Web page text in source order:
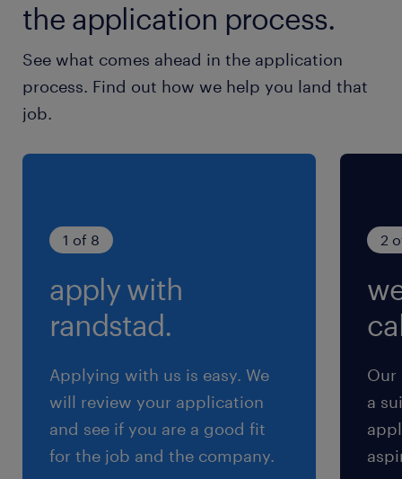
休日休暇
土日祝休み（完全週休2日制）
就業時間
9:00-17:45（実働7時間45分・休憩60分）
残業はほぼ発生しません！
交通費
※【 上限4万まで 】支給いたします！(※バス代
支給あり、弊社規定に基づく)
the application process.
See what comes ahead in the application
process. Find out how we help you land that
job.
1 of 8
apply with
randstad.
Applying with us is easy. We
will review your application
and see if you are a good fit
for the job and the company.
2
Our
a